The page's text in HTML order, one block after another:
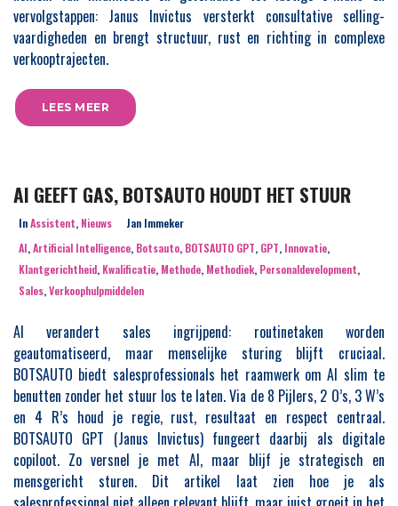
vervolgstappen: Janus Invictus versterkt consultative selling-
vaardigheden en brengt structuur, rust en richting in complexe
verkooptrajecten.
LEES MEER
AI GEEFT GAS, BOTSAUTO HOUDT HET STUUR
InAssistent, Nieuws
Jan Immeker
AI,Artificial Intelligence, Botsauto, BOTSAUTO GPT, GPT, Innovatie,
Klantgerichtheid, Kwalificatie, Methode, Methodiek, Personaldevelopment,
Sales,Verkoophulpmiddelen
AI verandert sales ingrijpend: routinetaken worden
geautomatiseerd, maar menselijke sturing blijft cruciaal.
BOTSAUTO biedt salesprofessionals het raamwerk om AI slim te
benutten zonder het stuur los te laten. Via de 8 Pijlers, 2 O’s, 3 W’s
en 4 R’s houd je regie, rust, resultaat en respect centraal.
BOTSAUTO GPT (Janus Invictus) fungeert daarbij als digitale
copiloot. Zo versnel je met AI, maar blijf je strategisch en
mensgericht sturen. Dit artikel laat zien hoe je als